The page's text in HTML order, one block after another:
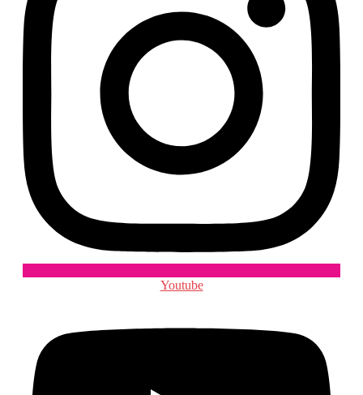
Youtube